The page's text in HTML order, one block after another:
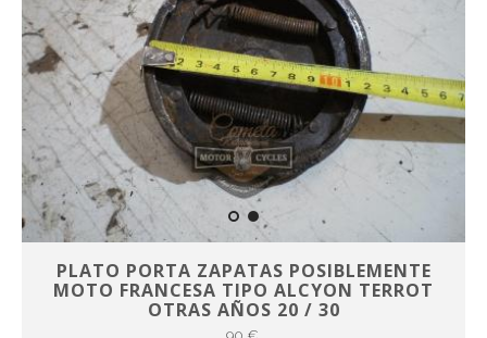
PLATO PORTA ZAPATAS POSIBLEMENTE
MOTO FRANCESA TIPO ALCYON TERROT
OTRAS AÑOS 20 / 30